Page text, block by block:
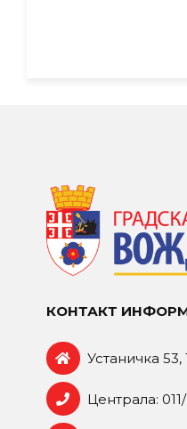
КОНТАКТ
Устаничка 53,
Централа: